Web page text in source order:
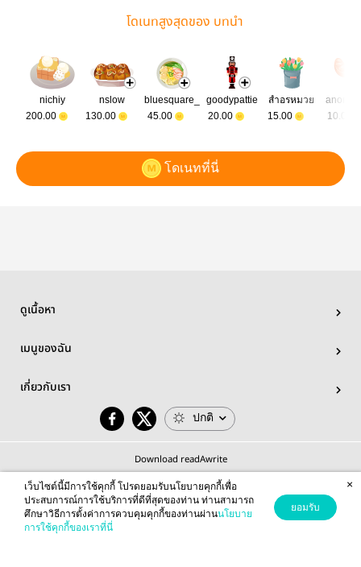
โดเนทสูงสุดของ บทนำ
nichiy
200.00
nslow
130.00
bluesquare_
45.00
goodypattie
20.00
สำอรหมวย
15.00
10.00
โดเนทที่นี่
ดูเนื้อหา
เมนูของฉัน
เกี่ยวกับเรา
ปกติ
Download readAwrite
© 2026 readAwrite.com by MEB Corporation Public Company Limited
This site is protected by reCAPTCHA and the Google
เว็บไซต์นี้มีการใช้คุกกี้ โปรดยอมรับนโยบายคุกกี้เพื่อ
ประสบการณ์การใช้บริการที่ดีที่สุดของท่าน ท่านสามารถ
ศึกษาวิธีการตั้งค่าการควบคุมคุกกี้ของท่านผ่านนโยบาย
การใช้คุกกี้ของเราที่นี่
ยอมรับ
×